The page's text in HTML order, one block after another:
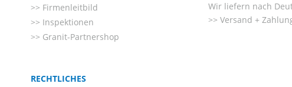
Firmenleitbild
Inspektionen
Granit-Partnershop
RECHTLICHES
Wir liefern nach
Versand +